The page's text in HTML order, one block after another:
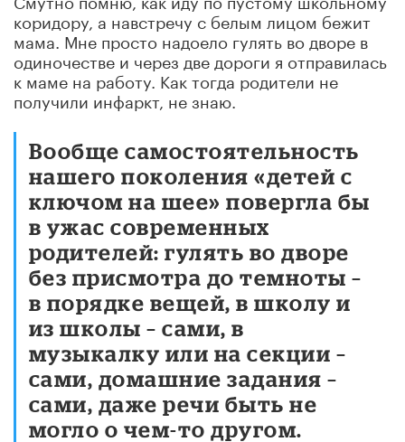
коридору, а навстречу с белым лицом бежит
мама. Мне просто надоело гулять во дворе в
одиночестве и через две дороги я отправилась
к маме на работу. Как тогда родители не
получили инфаркт, не знаю.
Вообще самостоятельность
нашего поколения «детей с
ключом на шее» повергла бы
в ужас современных
родителей: гулять во дворе
без присмотра до темноты –
в порядке вещей, в школу и
из школы – сами, в
музыкалку или на секции –
сами, домашние задания –
сами, даже речи быть не
могло о чем-то другом.